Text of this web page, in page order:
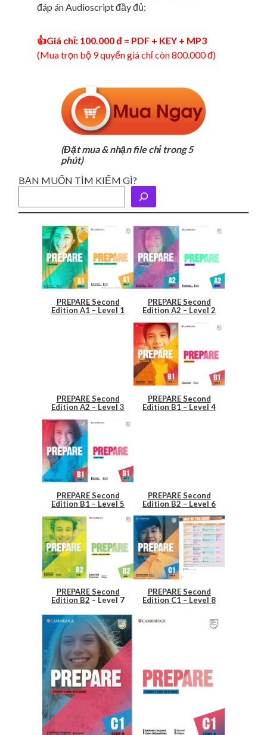
đáp án Audioscript đầy đủ:
👍Giá chỉ: 100.000 đ = PDF + KEY + MP3
(Mua trọn bộ 9 quyển giá chỉ còn 800.000 đ)
(Đặt mua & nhận file chỉ trong 5
phút)
BẠN MUỐN TÌM KIẾM GÌ?
PREPARE Second
Edition A1 – Level 1
PREPARE Second
Edition A2 – Level 2
PREPARE Second
Edition A2 – Level 3
PREPARE Second
Edition B1 – Level 4
PREPARE Second
Edition B1 – Level 5
PREPARE Second
Edition B2 – Level 6
PREPARE Second
Edition B2 – Level 7
PREPARE Second
Edition C1 – Level 8